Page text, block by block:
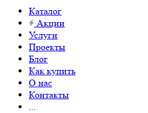
Каталог
Акции
Услуги
Проекты
Блог
Как купить
О нас
Контакты
...